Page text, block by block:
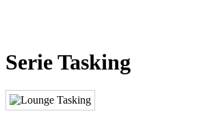
Serie Tasking